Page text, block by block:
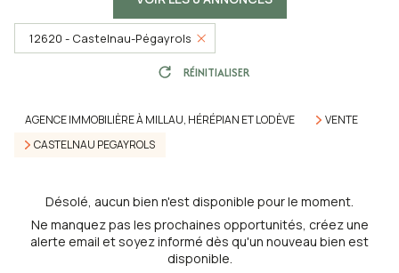
12620 - Castelnau-Pégayrols
RÉINITIALISER
AGENCE IMMOBILIÈRE À MILLAU, HÉRÉPIAN ET LODÈVE
VENTE
CASTELNAU PEGAYROLS
Désolé, aucun bien n'est disponible pour le moment.
Ne manquez pas les prochaines opportunités, créez une
alerte email et soyez informé dès qu'un nouveau bien est
disponible.